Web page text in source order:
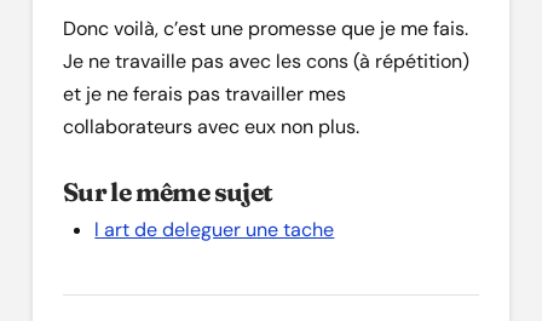
Donc voilà, c’est une promesse que je me fais.
Je ne travaille pas avec les cons (à répétition)
et je ne ferais pas travailler mes
collaborateurs avec eux non plus.
Sur le même sujet
l art de deleguer une tache